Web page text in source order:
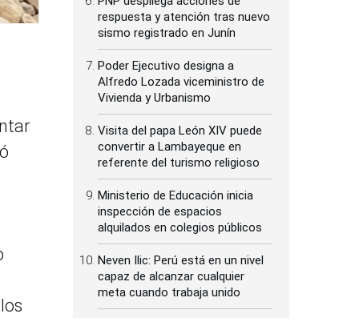
respuesta y atención tras nuevo
sismo registrado en Junín
Poder Ejecutivo designa a
Alfredo Lozada viceministro de
Vivienda y Urbanismo
Visita del papa León XIV puede
convertir a Lambayeque en
referente del turismo religioso
Ministerio de Educación inicia
inspección de espacios
alquilados en colegios públicos
Neven Ilic: Perú está en un nivel
capaz de alcanzar cualquier
meta cuando trabaja unido